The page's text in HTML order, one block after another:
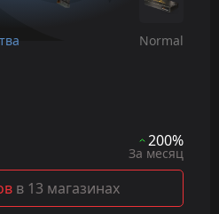
Normal
200%
За месяц
в 13 магазинах